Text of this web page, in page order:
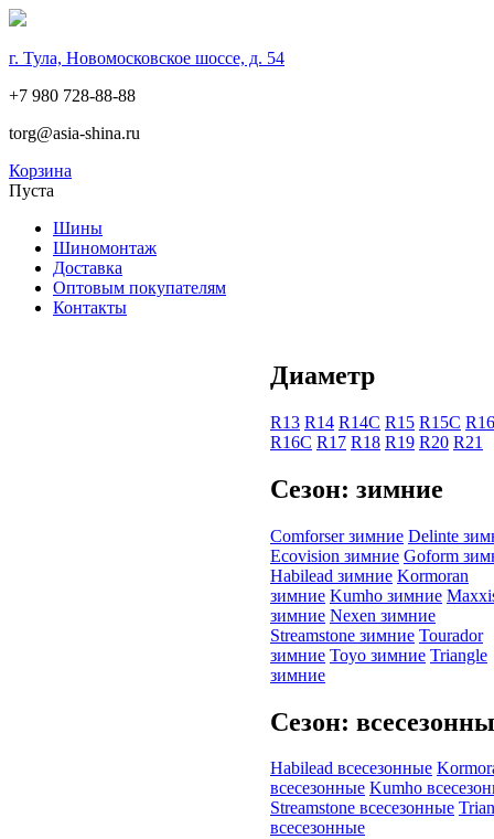
г. Тула, Новомосковское шоссе, д. 54
+7 980 728-88-88
torg@asia-shina.ru
Корзина
Пуста
Шины
Шиномонтаж
Доставка
Оптовым покупателям
Контакты
Диаметр
R13 R14 R14С R15 R15С R16
R16С R17 R18 R19 R20 R21
Сезон: зимние
Comforser зимние Delinte
Ecovision зимние Goform
Habilead зимние Kormoran
зимние Kumho зимние
зимние Nexen зимние
Streamstone зимние Tourador
зимние Toyo зимние Triangle
зимние
Сезон:
Habilead всесезонные
всесезонные Kumho
Streamstone всесезонные
всесезонные